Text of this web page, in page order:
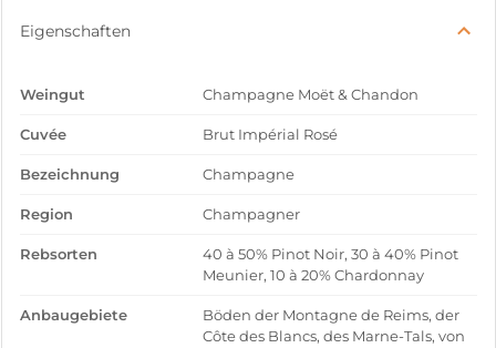
Eigenschaften
Weingut Champagne Moët & Chandon
Cuvée Brut Impérial Rosé
Bezeichnung Champagne
Region Champagner
Rebsorten
40 à 50% Pinot Noir, 30 à 40% Pinot
Meunier, 10 à 20% Chardonnay
Anbaugebiete
Böden der Montagne de Reims, der
Côte des Blancs, des Marne-Tals, von